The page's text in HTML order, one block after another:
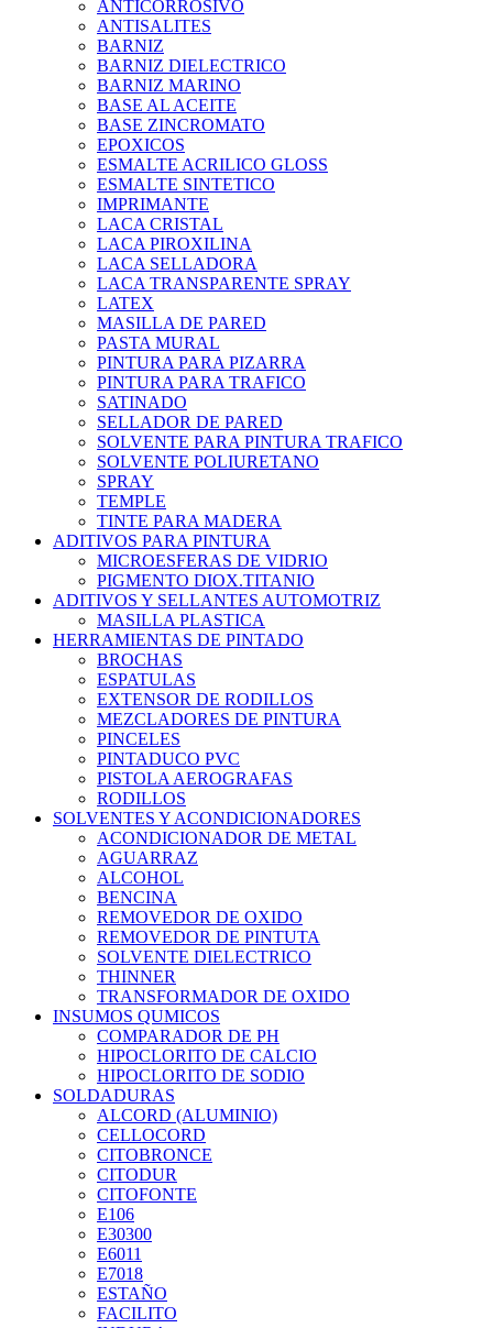
ANTICORROSIVO
ANTISALITES
BARNIZ
BARNIZ DIELECTRICO
BARNIZ MARINO
BASE AL ACEITE
BASE ZINCROMATO
EPOXICOS
ESMALTE ACRILICO GLOSS
ESMALTE SINTETICO
IMPRIMANTE
LACA CRISTAL
LACA PIROXILINA
LACA SELLADORA
LACA TRANSPARENTE SPRAY
LATEX
MASILLA DE PARED
PASTA MURAL
PINTURA PARA PIZARRA
PINTURA PARA TRAFICO
SATINADO
SELLADOR DE PARED
SOLVENTE PARA PINTURA TRAFICO
SOLVENTE POLIURETANO
SPRAY
TEMPLE
TINTE PARA MADERA
ADITIVOS PARA PINTURA
MICROESFERAS DE VIDRIO
PIGMENTO DIOX.TITANIO
ADITIVOS Y SELLANTES AUTOMOTRIZ
MASILLA PLASTICA
HERRAMIENTAS DE PINTADO
BROCHAS
ESPATULAS
EXTENSOR DE RODILLOS
MEZCLADORES DE PINTURA
PINCELES
PINTADUCO PVC
PISTOLA AEROGRAFAS
RODILLOS
SOLVENTES Y ACONDICIONADORES
ACONDICIONADOR DE METAL
AGUARRAZ
ALCOHOL
BENCINA
REMOVEDOR DE OXIDO
REMOVEDOR DE PINTUTA
SOLVENTE DIELECTRICO
THINNER
TRANSFORMADOR DE OXIDO
INSUMOS QUMICOS
COMPARADOR DE PH
HIPOCLORITO DE CALCIO
HIPOCLORITO DE SODIO
SOLDADURAS
ALCORD (ALUMINIO)
CELLOCORD
CITOBRONCE
CITODUR
CITOFONTE
E106
E30300
E6011
E7018
ESTAÑO
FACILITO